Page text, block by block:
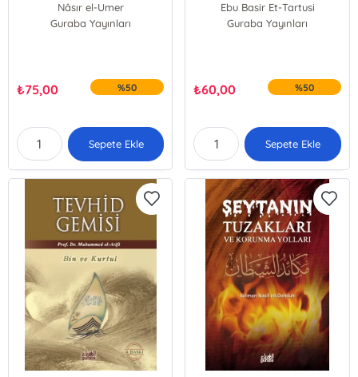
Nâsır el-Umer
Guraba Yayınları
₺75,00 %50
Sepete Ekle
Ebu Basir Et-Tartusi
Guraba Yayınları
₺60,00 %50
Sepete Ekle